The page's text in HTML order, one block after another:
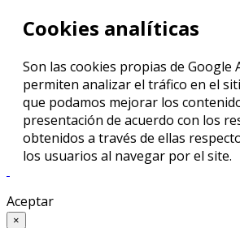
Cookies analíticas
Son las cookies propias de Google
permiten analizar el tráfico en el
que podamos mejorar los
presentación de acuerdo con los
obtenidos a través de ellas
los usuarios al navegar por el site.
Aceptar
×